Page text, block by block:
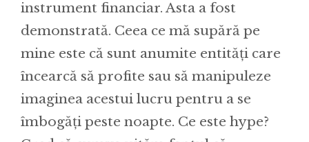
instrument financiar. Asta a fost
demonstrată. Ceea ce mă supără pe
mine este că sunt anumite entități care
încearcă să profite sau să manipuleze
imaginea acestui lucru pentru a se
îmbogăți peste noapte. Ce este hype?